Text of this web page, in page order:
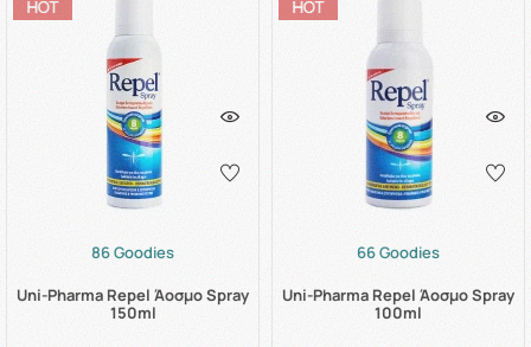
86 Goodies
Uni-Pharma Repel Άοσμο Spray
150ml
66 Goodies
Uni-Pharma Repel Άοσμο Spray
100ml